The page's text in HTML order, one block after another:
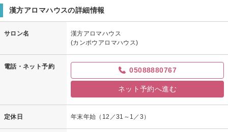
漢方アロマハウスの詳細情報
サロン名
漢方アロマハウス
(カンポウアロマハウス)
電話・ネット予約 05088880767
ネット予約へ進む
定休日 年末年始（12／31～1／3）